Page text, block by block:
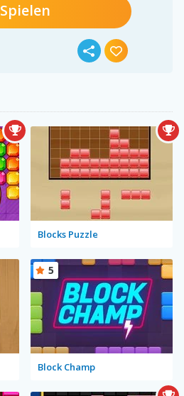
Spielen
Blocks Puzzle
Block Champ
5